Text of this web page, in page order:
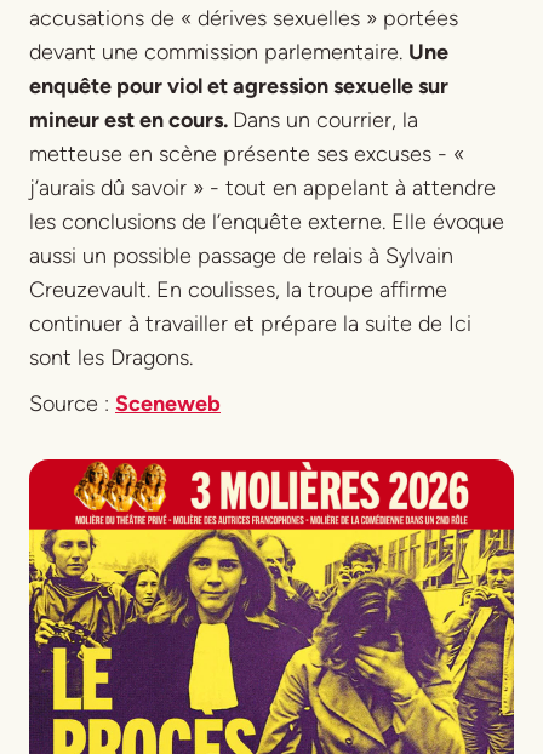
accusations de « dérives sexuelles » portées
devant une commission parlementaire. Une
enquête pour viol et agression sexuelle sur
mineur est en cours. Dans un courrier, la
metteuse en scène présente ses excuses - «
j’aurais dû savoir » - tout en appelant à attendre
les conclusions de l’enquête externe. Elle évoque
aussi un possible passage de relais à Sylvain
Creuzevault. En coulisses, la troupe affirme
continuer à travailler et prépare la suite de Ici
sont les Dragons.
Source : Sceneweb